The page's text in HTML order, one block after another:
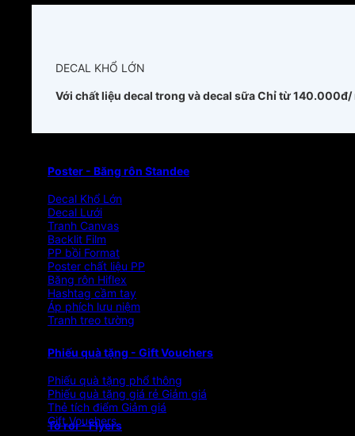
DECAL KHỔ LỚN
Với chất liệu decal trong và decal sữaChỉ từ 140.000đ/
Poster - Băng rôn Standee
Decal Khổ Lớn
Decal Lưới
Tranh Canvas
Backlit Film
PP bồi Format
Poster chất liệu PP
Băng rôn Hiflex
Hashtag cầm tay
Áp phích lưu niệm
Tranh treo tường
Phiếu quà tặng - Gift Vouchers
Phiếu quà tặng phổ thông
Phiếu quà tặng giá rẻ
Thẻ tích điểm
Gift Vouchers
Tờ rơi - Flyers